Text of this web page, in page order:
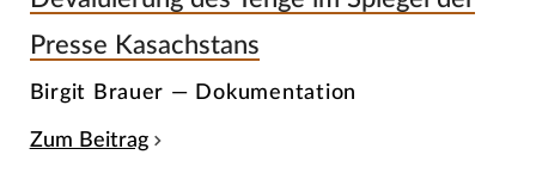
Presse Kasachstans
Birgit Brauer — Dokumentation
Zum Beitrag